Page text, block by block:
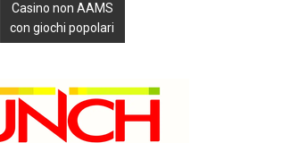
Casino non AAMS
con giochi popolari